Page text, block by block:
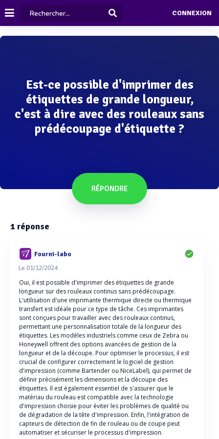
CONNEXION
Est-ce possible d'imprimer des
étiquettes de grande longueur,
c'est à dire avec des rouleaux sans
prédécoupage d'étiquette ?
RÉPONDRE
1 réponse
Fourni-labo
Le 01/12/2024
Oui, il est possible d'imprimer des étiquettes de grande
longueur sur des rouleaux continus sans prédécoupage.
L'utilisation d'une imprimante thermique directe ou thermique
transfert est idéale pour ce type de tâche. Ces imprimantes
sont conçues pour travailler avec des rouleaux continus,
permettant une personnalisation totale de la longueur des
étiquettes. Les modèles industriels comme ceux de Zebra ou
Honeywell offrent des options avancées de gestion de la
longueur et de la découpe. Pour optimiser le processus, il est
crucial de configurer correctement le logiciel de gestion
d'impression (comme Bartender ou NiceLabel), qui permet de
définir précisément les dimensions et la découpe des
étiquettes. Il est également essentiel de s'assurer que le
matériau du rouleau est compatible avec la technologie
d'impression choisie pour éviter les problèmes de qualité ou
de dégradation de la tête d'impression. Enfin, l'intégration de
capteurs de détection de fin de rouleau ou de coupe peut
automatiser et sécuriser le processus d'impression.